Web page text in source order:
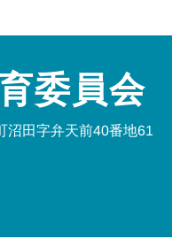
委員会
沼田字弁天前40番地61